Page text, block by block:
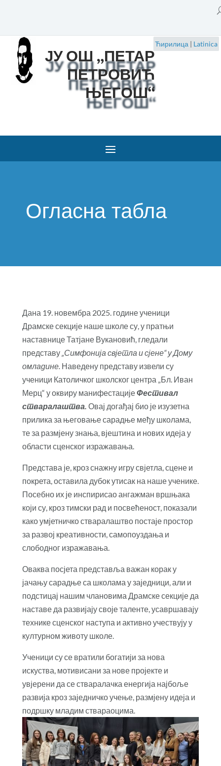
Ћирилица | Latinica
ЈУ ОШ „ПЕТАР
ПЕТРОВИЋ
ЊЕГОШ“
Огласна табла
Дана 19. новембра 2025. године ученици
Драмске секције наше школе су, у пратњи
наставнице Татјане Вукановић, гледали
представу„Симфонија свјетла и сјене“у Дому
омладине. Наведену представу извели су
ученици Католичког школског центра „Бл. Иван
Мерц“ у оквиру манифестацијеФестивал
стваралаштва. Овај догађај био је изузетна
прилика за његовање сарадње међу школама,
те за размјену знања, вјештина и нових идеја у
области сценског изражавања.
Представа је, кроз снажну игру свјетла, сцене и
покрета, оставила дубок утисак на наше ученике.
Посебно их је инспирисао ангажман вршњака
који су, кроз тимски рад и посвећеност, показали
како умјетничко стваралаштво постаје простор
за развој креативности, самопоуздања и
слободног изражавања.
Оваква посјета представља важан корак у
јачању сарадње са школама у заједници, али и
подстицај нашим члановима Драмске секције да
наставе да развијају своје таленте, усавршавају
технике сценског наступа и активно учествују у
културном животу школе.
Ученици су се вратили богатији за нова
искуства, мотивисани за нове пројекте и
увјерени да се стваралачка енергија најбоље
развија кроз заједничко учење, размјену идеја и
подршку младим ствараоцима.